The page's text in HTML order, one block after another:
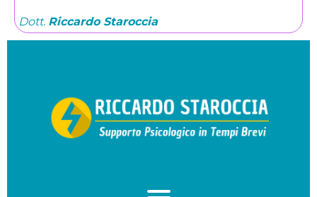
Dott. Riccardo Staroccia